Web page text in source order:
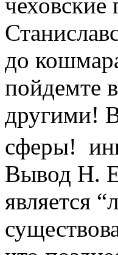
до
пойдемте
другими!
сферы!
Вывод Н.
является